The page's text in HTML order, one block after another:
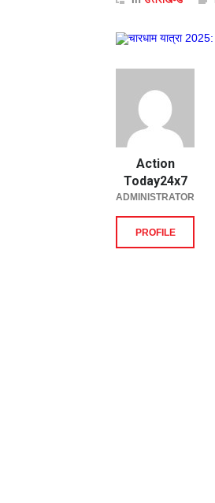
Action
Today24x7
ADMINISTRATOR
PROFILE